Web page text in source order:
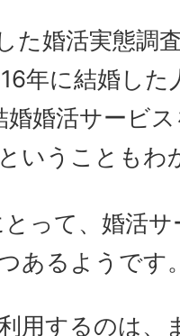
た婚活実態調
年に結婚した
婚活サービ
いうこともわ
って、婚活サ
あるようです。
用するのは、